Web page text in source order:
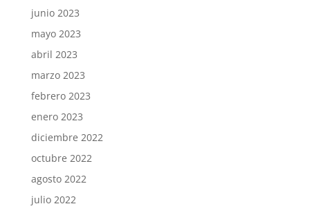
junio 2023
mayo 2023
abril 2023
marzo 2023
febrero 2023
enero 2023
diciembre 2022
octubre 2022
agosto 2022
julio 2022